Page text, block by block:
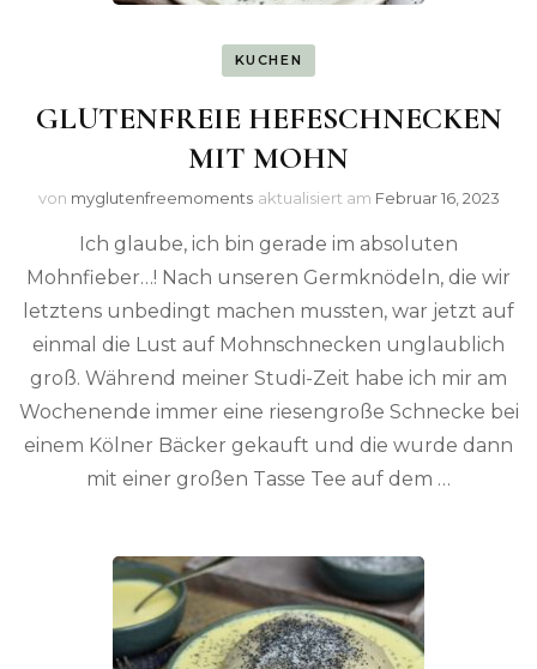
KUCHEN
GLUTENFREIE HEFESCHNECKEN
MIT MOHN
von myglutenfreemoments aktualisiert am Februar 16, 2023
Ich glaube, ich bin gerade im absoluten
Mohnfieber…! Nach unseren Germknödeln, die wir
letztens unbedingt machen mussten, war jetzt auf
einmal die Lust auf Mohnschnecken unglaublich
groß. Während meiner Studi-Zeit habe ich mir am
Wochenende immer eine riesengroße Schnecke bei
einem Kölner Bäcker gekauft und die wurde dann
mit einer großen Tasse Tee auf dem …